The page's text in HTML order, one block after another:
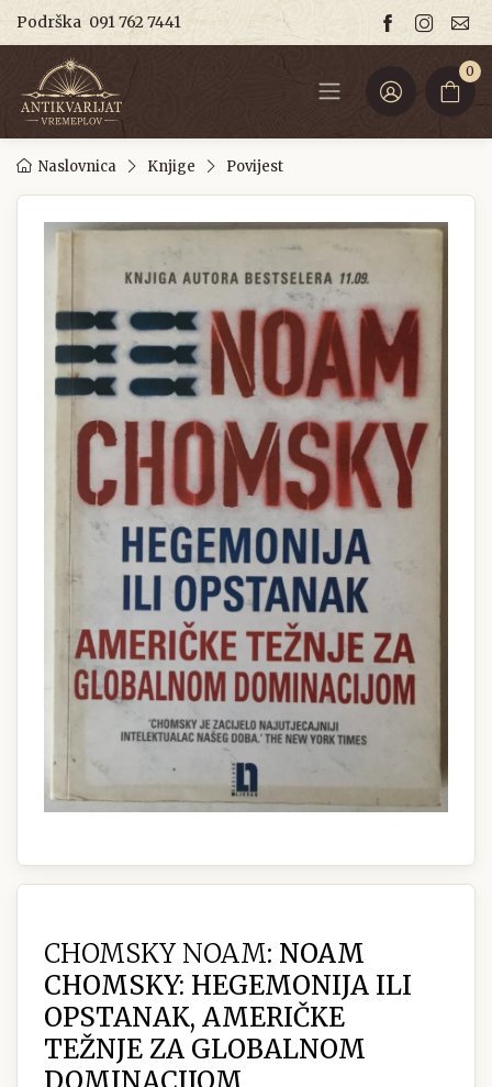
Podrška 091 762 7441
0
Naslovnica Knjige Povijest
CHOMSKY NOAM: NOAM
CHOMSKY: HEGEMONIJA ILI
OPSTANAK, AMERIČKE
TEŽNJE ZA GLOBALNOM